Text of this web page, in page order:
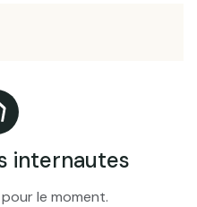
internautes
le moment.